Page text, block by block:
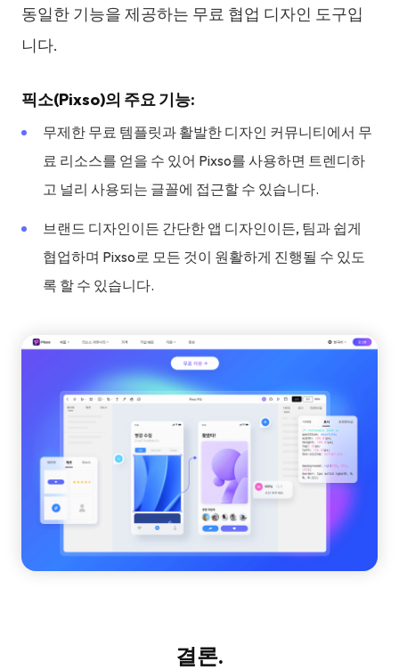
동일한 기능을 제공하는 무료 협업 디자인 도구입
니다.
픽소(Pixso)의 주요 기능:
무제한 무료 템플릿과 활발한 디자인 커뮤니티에서 무
료 리소스를 얻을 수 있어 Pixso를 사용하면 트렌디하
고 널리 사용되는 글꼴에 접근할 수 있습니다.
브랜드 디자인이든 간단한 앱 디자인이든, 팀과 쉽게
협업하며 Pixso로 모든 것이 원활하게 진행될 수 있도
록 할 수 있습니다.
결론.